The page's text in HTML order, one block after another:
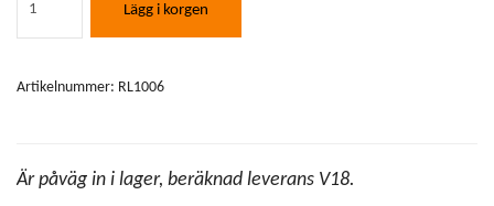
Lägg i korgen
Artikelnummer: RL1006
Är påväg in i lager, beräknad leverans V18.